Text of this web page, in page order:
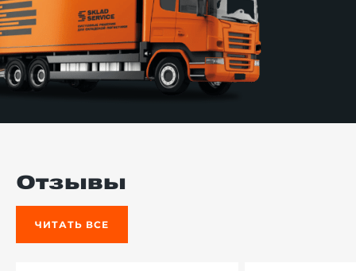
Отзывы
ЧИТАТЬ ВСЕ